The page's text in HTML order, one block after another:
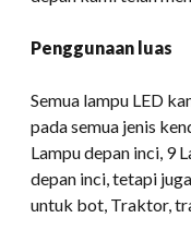
Penggunaan luas
Semua lampu LED
pada semua jenis
Lampu depan inci, 9
depan inci, tetapi
untuk bot, Traktor,